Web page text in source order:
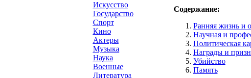
Искусство
Государство
Спорт
Кино
Актеры
Музыка
Наука
Военные
Литература
Содержание:
Ранняя жизнь и
Научная и
Политическая
Награды и
Убийство
Память